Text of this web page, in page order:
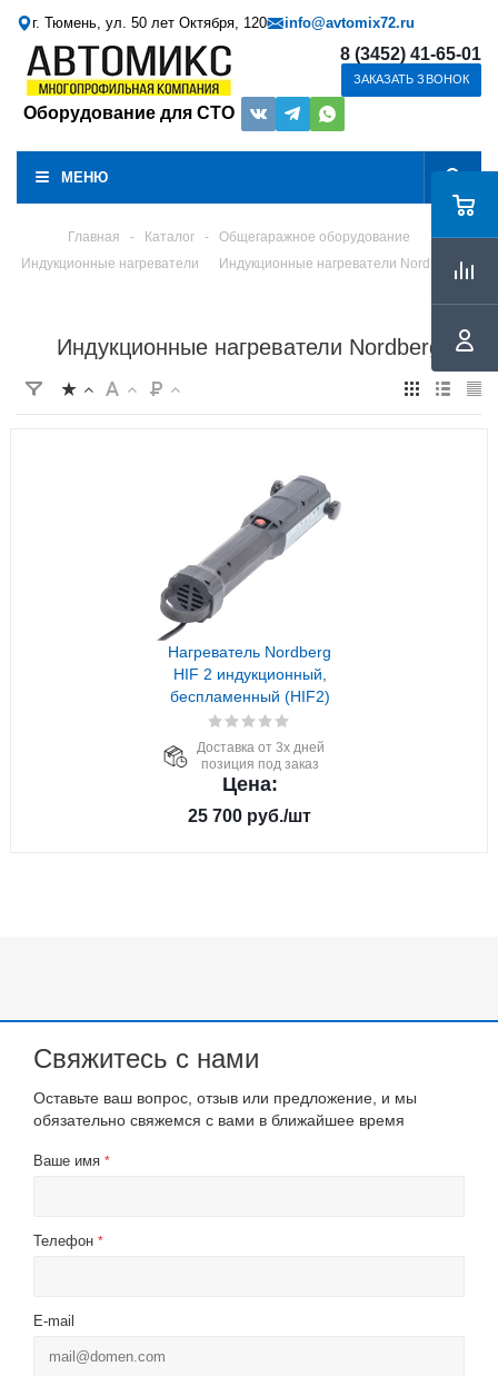
г. Тюмень, ул. 50 лет Октября, 120 info@avtomix72.ru
Оборудование для СТО
8 (3452) 41-65-01
ЗАКАЗАТЬ ЗВОНОК
МЕНЮ
Главная - Каталог -
Общегаражное оборудование
Индукционные нагреватели
Индукционные нагреватели Nordberg
Индукционные нагреватели Nordberg
Нагреватель Nordberg
HIF 2 индукционный,
беспламенный (HIF2)
Доставка от 3х дней
позиция под заказ
Цена:
25 700 руб./шт
Свяжитесь с нами
Оставьте ваш вопрос, отзыв или предложение, и мы
обязательно свяжемся с вами в ближайшее время
Ваше имя *
Телефон *
E-mail